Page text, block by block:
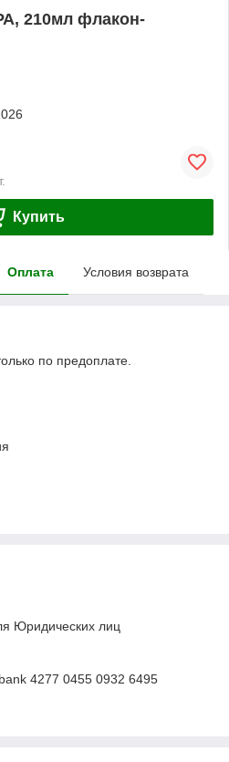
210мл флакон-
Купить
Оплата Условия возврата
по предоплате.
Юридических лиц
4277 0455 0932 6495